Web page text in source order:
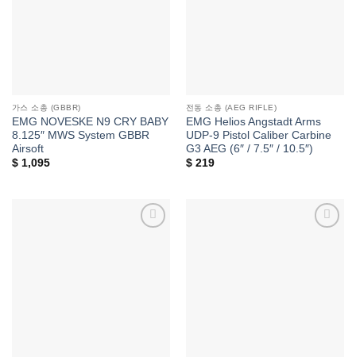
가스 소총 (GBBR)
EMG NOVESKE N9 CRY BABY
8.125″ MWS System GBBR
Airsoft
$1,095
전동 소총 (AEG RIFLE)
EMG Helios Angstadt Arms
UDP-9 Pistol Caliber Carbine
G3 AEG (6″ / 7.5″ / 10.5″)
$219